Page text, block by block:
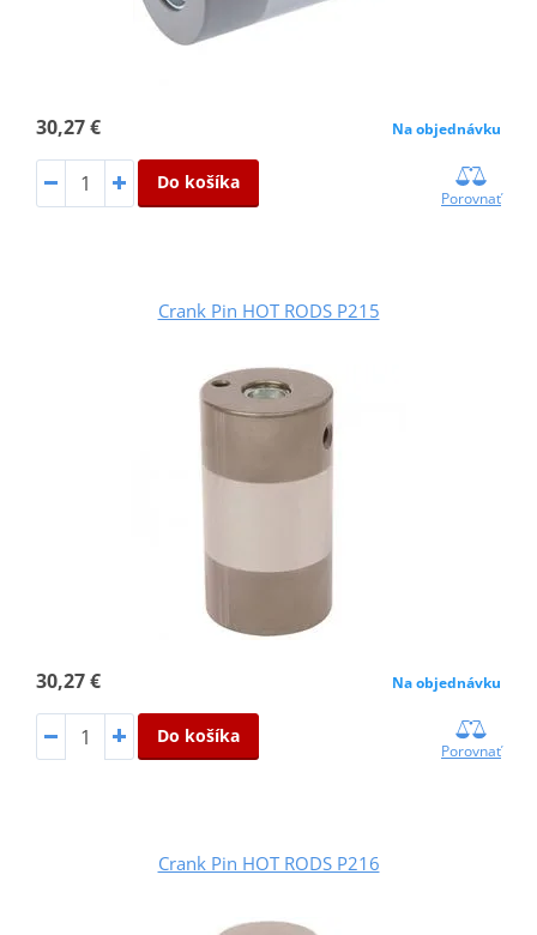
30,27 € Na objednávku
Do košíka
Porovnať
Crank Pin HOT RODS P215
30,27 € Na objednávku
Do košíka
Porovnať
Crank Pin HOT RODS P216